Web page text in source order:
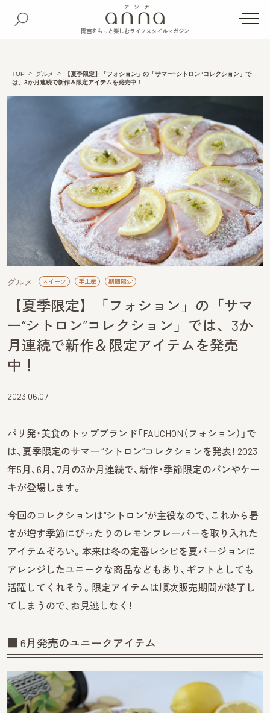
関西をもっと楽しむライフスタイルマガジン
TOP グルメ
【夏季限定】「フォション」の「サマー“シトロン”コレクション」で
は、3か月連続で新作＆限定アイテムを発売中！
グルメ スイーツ 手土産 期間限定
【夏季限定】「フォション」の「サマ
ー“シトロン”コレクション」では、3か
月連続で新作＆限定アイテムを発売
中！
2023.06.07
パリ発・美食のトップブランド「FAUCHON（フォション）」で
は、夏季限定のサマー “シトロン”コレクションを発表！ 2023
年5月、6月、7月の3か月連続で、新作・季節限定のパンやケー
キが登場します。
今回のコレクションは“シトロン”が主役なので、これから暑
さが増す季節にぴったりのレモンフレーバーを取り入れた
アイテムぞろい。本来は冬の定番レシピを夏バージョンに
アレンジしたユニークな商品などもあり、ギフトとしても
活躍してくれそう。限定アイテムは順次販売期間が終了し
てしまうので、お見逃しなく！
■ 6月発売のユニークアイテム